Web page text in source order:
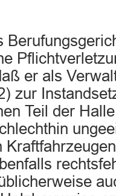
er als
zur
Teil der